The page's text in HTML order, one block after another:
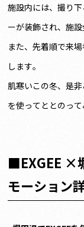
施設内には、撮り
ーが装飾され、施設
また、先着順で来
します。
肌寒いこの冬、是
を使ってととのっ
■EXGEE ×
モーション